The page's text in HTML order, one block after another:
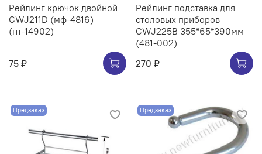
Рейлинг крючок двойной
CWJ211D (мф-4816)
(нт-14902)
75 ₽
Рейлинг подставка для
столовых приборов
CWJ225B 355*65*390мм
(481-002)
270 ₽
Предзаказ Предзаказ